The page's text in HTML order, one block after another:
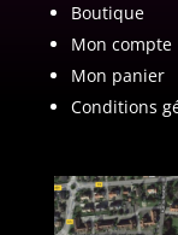
Boutique
Mon compte
Mon panier
Conditions